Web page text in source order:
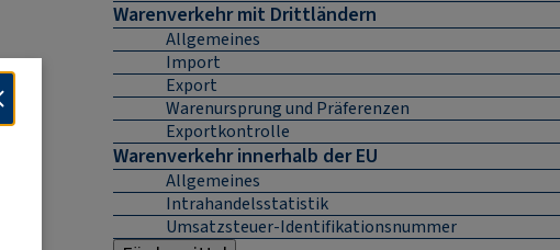
Warenverkehr mit Drittländern
Allgemeines
Import
Export
Warenursprung und Präferenzen
Exportkontrolle
Warenverkehr innerhalb der EU
Allgemeines
Intrahandelsstatistik
Umsatzsteuer-Identifikationsnummer